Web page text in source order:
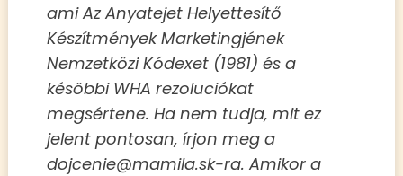
ami Az Anyatejet Helyettesítő
Készítmények Marketingjének
Nemzetközi Kódexet (1981) és a
késöbbi WHA rezoluciókat
megsértene. Ha nem tudja, mit ez
jelent pontosan, írjon meg a
dojcenie@mamila.sk-ra. Amikor a